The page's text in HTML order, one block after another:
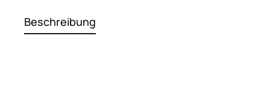
Beschreibung